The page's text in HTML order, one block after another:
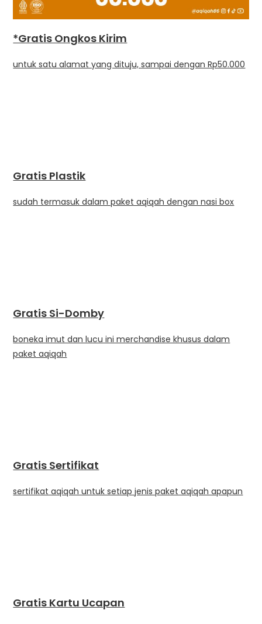
*Gratis Ongkos Kirim
untuk satu alamat yang dituju, sampai dengan Rp50.000
Gratis Plastik
sudah termasuk dalam paket aqiqah dengan nasi box
Gratis Si-Domby
boneka imut dan lucu ini merchandise khusus dalam
paket aqiqah
Gratis Sertifikat
sertifikat aqiqah untuk setiap jenis paket aqiqah apapun
Gratis Kartu Ucapan